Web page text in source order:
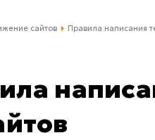
сайтов Правила написания